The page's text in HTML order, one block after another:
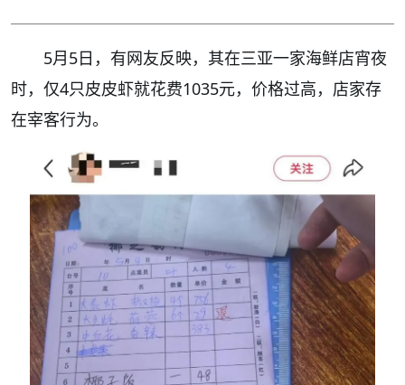
5月5日，有网友反映，其在三亚一家海鲜店宵夜
时，仅4只皮皮虾就花费1035元，价格过高，店家存
在宰客行为。